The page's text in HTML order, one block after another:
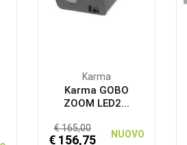
Karma
Karma GOBO
ZOOM LED2...
€ 165,00
€ 156,75 NUOVO